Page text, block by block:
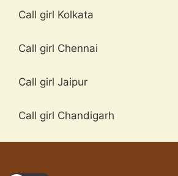
Call girl Kolkata
Call girl Chennai
Call girl Jaipur
Call girl Chandigarh